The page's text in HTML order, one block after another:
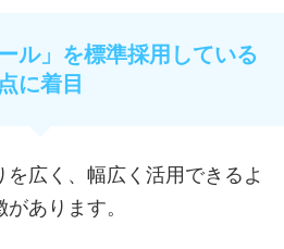
ル」を標準採用している
点に着目
を広く、幅広く活用できるよ
あります。